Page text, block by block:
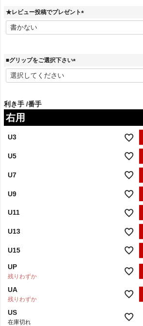
★レビュー投稿でプレゼント
必
■グリップをご選択下さい
必
利き手 番手
右用
U3
U5
U7
U9
U11
U13
U15
UP
残りわずか
UA
残りわずか
US
在庫切れ